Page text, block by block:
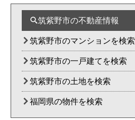
筑紫野市の不動産情報
筑紫野市のマンションを検索
筑紫野市の一戸建てを検索
筑紫野市の土地を検索
福岡県の物件を検索